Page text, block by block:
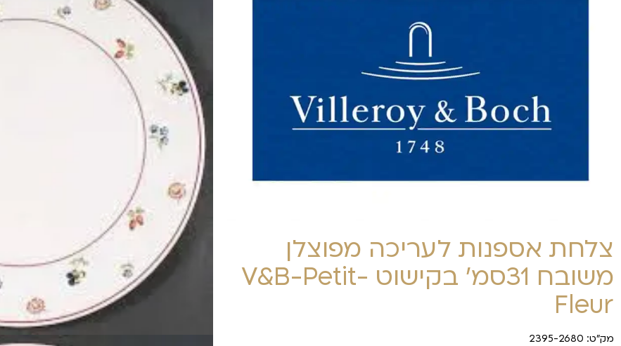
צלחת אספנות לעריכה מפוצלן
משובח 31סמ' בקישוט -V&B-Petit
Fleur
מק"ט: 2395-2680